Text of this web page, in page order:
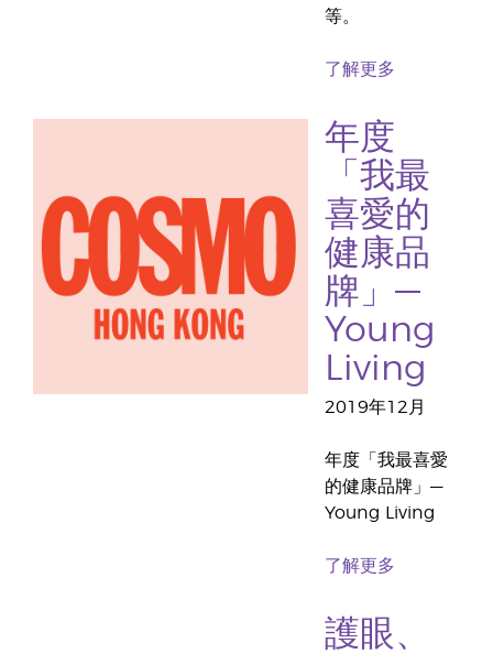
等。
了解更多
年度
「我最
喜愛的
健康品
牌」—
Young
Living
2019年12月
年度「我最喜愛
的健康品牌」—
Young Living
了解更多
護眼、